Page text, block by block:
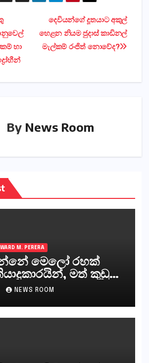
දෙවියන්ගේ දූතයාට අකුල්
හෙළන නියම ජුදාස් කාඩිනල්
මැල්කම් රංජිත් නොවේද?
හා
By News Room
M. PERERA
මෙලෝ රහක්
මත් කුඩු
සහ අලෙවි
මහජන
NEWS ROOM